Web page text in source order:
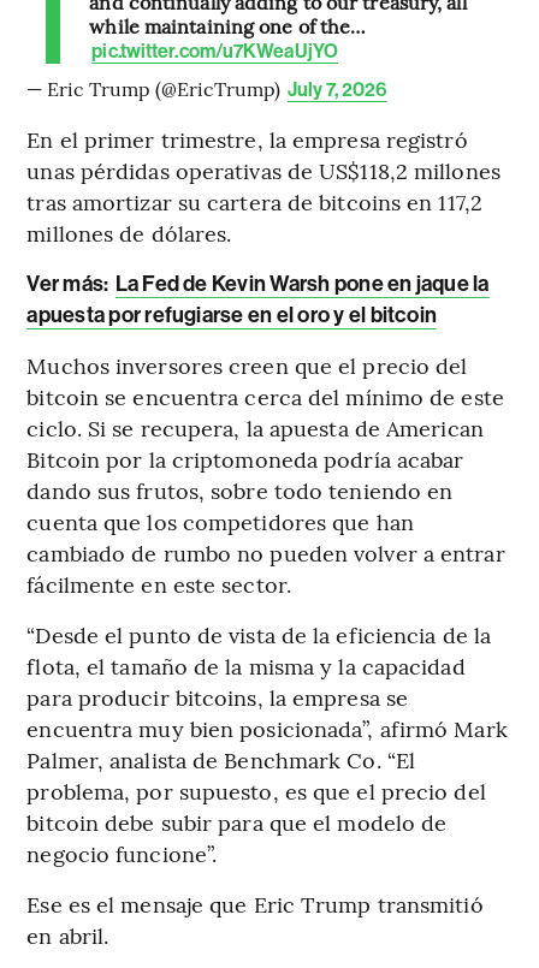
while maintaining one of the…
pic.twitter.com/u7KWeaUjYO
— Eric Trump (@EricTrump) July 7, 2026
En el primer trimestre, la empresa registró
unas pérdidas operativas de US$118,2 millones
tras amortizar su cartera de bitcoins en 117,2
millones de dólares.
Ver más: La Fed de Kevin Warsh pone en jaque la
apuesta por refugiarse en el oro y el bitcoin
Muchos inversores creen que el precio del
bitcoin se encuentra cerca del mínimo de este
ciclo. Si se recupera, la apuesta de American
Bitcoin por la criptomoneda podría acabar
dando sus frutos, sobre todo teniendo en
cuenta que los competidores que han
cambiado de rumbo no pueden volver a entrar
fácilmente en este sector.
“Desde el punto de vista de la eficiencia de la
flota, el tamaño de la misma y la capacidad
para producir bitcoins, la empresa se
encuentra muy bien posicionada”, afirmó Mark
Palmer, analista de Benchmark Co. “El
problema, por supuesto, es que el precio del
bitcoin debe subir para que el modelo de
negocio funcione”.
Ese es el mensaje que Eric Trump transmitió
en abril.